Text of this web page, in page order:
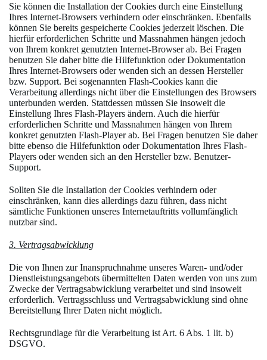
Sie können die Installation der Cookies durch eine Einstellung
Ihres Internet-Browsers verhindern oder einschränken. Ebenfalls
können Sie bereits gespeicherte Cookies jederzeit löschen. Die
hierfür erforderlichen Schritte und Massnahmen hängen jedoch
von Ihrem konkret genutzten Internet-Browser ab. Bei Fragen
benutzen Sie daher bitte die Hilfefunktion oder Dokumentation
Ihres Internet-Browsers oder wenden sich an dessen Hersteller
bzw. Support. Bei sogenannten Flash-Cookies kann die
Verarbeitung allerdings nicht über die Einstellungen des Browsers
unterbunden werden. Stattdessen müssen Sie insoweit die
Einstellung Ihres Flash-Players ändern. Auch die hierfür
erforderlichen Schritte und Massnahmen hängen von Ihrem
konkret genutzten Flash-Player ab. Bei Fragen benutzen Sie daher
bitte ebenso die Hilfefunktion oder Dokumentation Ihres Flash-
Players oder wenden sich an den Hersteller bzw. Benutzer-
Support.
Sollten Sie die Installation der Cookies verhindern oder
einschränken, kann dies allerdings dazu führen, dass nicht
sämtliche Funktionen unseres Internetauftritts vollumfänglich
nutzbar sind.
3. Vertragsabwicklung
Die von Ihnen zur Inanspruchnahme unseres Waren- und/oder
Dienstleistungsangebots übermittelten Daten werden von uns zum
Zwecke der Vertragsabwicklung verarbeitet und sind insoweit
erforderlich. Vertragsschluss und Vertragsabwicklung sind ohne
Bereitstellung Ihrer Daten nicht möglich.
Rechtsgrundlage für die Verarbeitung ist Art. 6 Abs. 1 lit. b)
DSGVO.